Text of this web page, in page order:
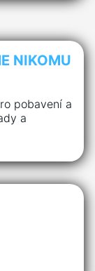
NIKOMU
pobavení a
a